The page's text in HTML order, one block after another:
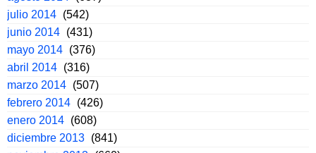
julio 2014 (542)
junio 2014 (431)
mayo 2014 (376)
abril 2014 (316)
marzo 2014 (507)
febrero 2014 (426)
enero 2014 (608)
diciembre 2013 (841)